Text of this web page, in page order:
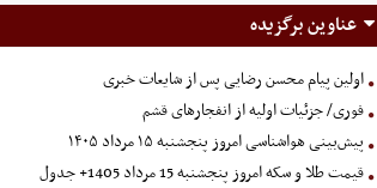
عناوین برگزیده
اولین پیام محسن رضایی پس از شایعات خبری
فوری/ جزئیات اولیه از انفجارهای قشم
پیش‌بینی هواشناسی امروز پنجشنبه ۱۵ مرداد ۱۴۰۵
قیمت طلا و سکه امروز پنجشنبه 15 مرداد 1405+ جدول